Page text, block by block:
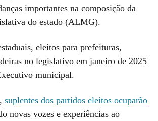
importantes na composição da
do estado (ALMG).
eleitos para prefeituras,
no legislativo em janeiro de 2025
municipal.
suplentes dos partidos eleitos ocuparão
novas vozes e experiências ao